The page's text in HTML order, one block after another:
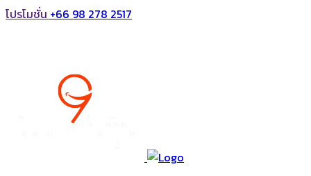
โปรโมชั่น +66 98 278 2517